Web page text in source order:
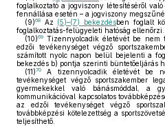
foglalkoztató a jogviszony létesítéséről
fennállása esetén – a jogviszony
(9)68 Az (5)–(7) bekezdésben foglalt
foglalkoztatás-felügyeleti hatóság ellenőrzi.
(10)69 Tizennyolcadik életévét be nem
edzői tevékenységet végző
számított nyolc napon belül bejelenti a
bekezdés b) pontja szerinti büntetőeljárás
(11)70
A tizennyolcadik életévét be
tevékenységet végző sportszakember
gyermekekkel való bánásmóddal, a
kommunikációval kapcsolatos
az edzői tevékenységet végző
továbbképzési kötelezettség a
teljesíthető.